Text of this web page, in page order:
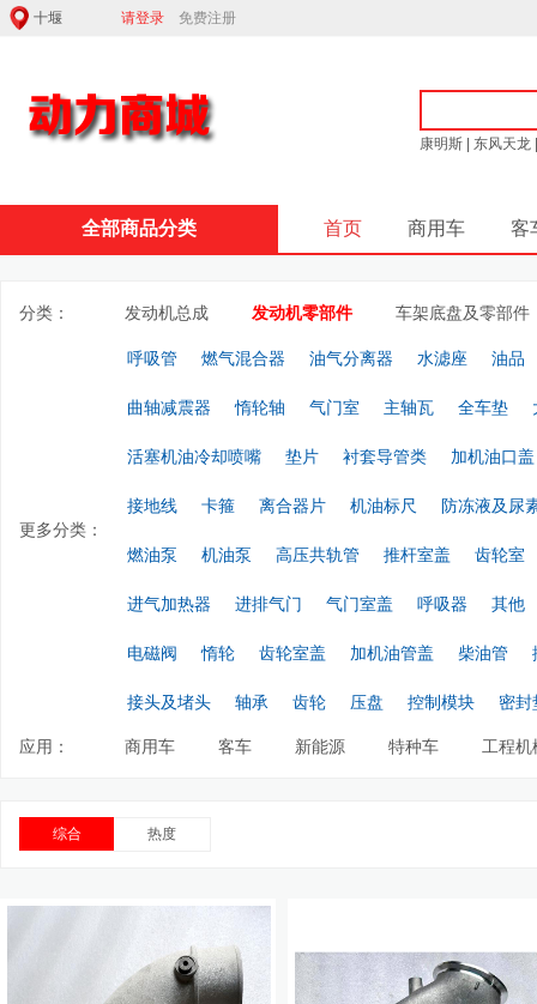
请登录 免费注册
康明斯 东风天龙
全部商品分类 首页 商用车 客
分类： 发动机总成 发动机零部件 车架底盘及零部件
更多分类：
呼吸管 燃气混合器 油气分离器 水滤座 油品
曲轴减震器 惰轮轴 气门室 主轴瓦 全车垫
活塞机油冷却喷嘴 垫片 衬套导管类 加机油口盖
接地线 卡箍 离合器片 机油标尺 防冻液及尿
燃油泵 机油泵 高压共轨管 推杆室盖 齿轮室
进气加热器 进排气门 气门室盖 呼吸器 其他
电磁阀 惰轮 齿轮室盖 加机油管盖 柴油管
接头及堵头 轴承 齿轮 压盘 控制模块 密封
应用： 商用车 客车 新能源 特种车 工程机
综合 热度